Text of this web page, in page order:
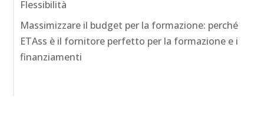
Flessibilità
Massimizzare il budget per la formazione: perché
ETAss è il fornitore perfetto per la formazione e i
finanziamenti